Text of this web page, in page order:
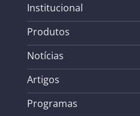
Institucional
Produtos
Notícias
Artigos
Programas